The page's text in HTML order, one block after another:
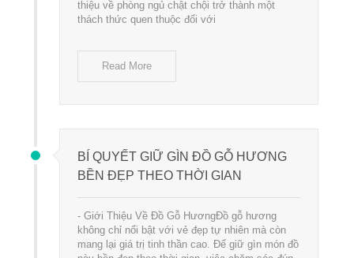
thiệu về phòng ngủ chật chội trở thành một
thách thức quen thuộc đối với
Read More
BÍ QUYẾT GIỮ GÌN ĐỒ GỖ HƯƠNG
BỀN ĐẸP THEO THỜI GIAN
- Giới Thiệu Về Đồ Gỗ HươngĐồ gỗ hương
không chỉ nổi bật với vẻ đẹp tự nhiên mà còn
mang lại giá trị tinh thần cao. Để giữ gìn món đồ